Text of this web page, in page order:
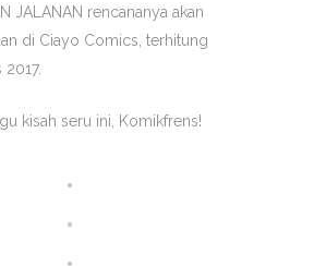
JALANAN rencananya akan
di Ciayo Comics, terhitung
kisah seru ini, Komikfrens!